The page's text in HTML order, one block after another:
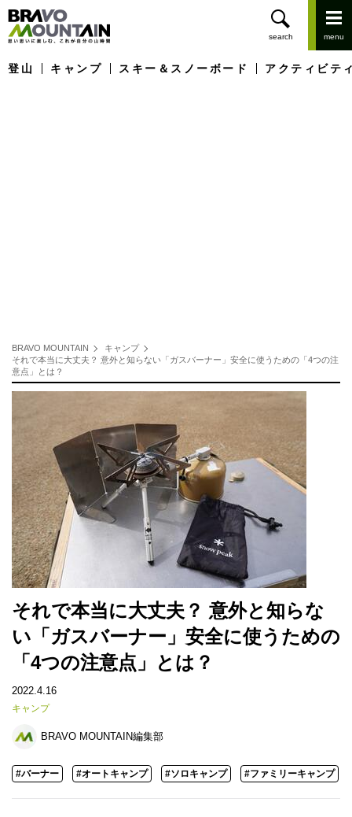
登山 キャンプ スキー＆スノーボード アクティビテ
BRAVO MOUNTAIN
キャンプ
それで本当に大丈夫？ 意外と知らない「ガスバーナー」安全に使うための「4つの注
意点」とは？
それで本当に大丈夫？ 意外と知らな
い「ガスバーナー」安全に使うための
「4つの注意点」とは？
2022.4.16
キャンプ
BRAVO MOUNTAIN編集部
#バーナー #オートキャンプ #ソロキャンプ #ファミリーキャンプ